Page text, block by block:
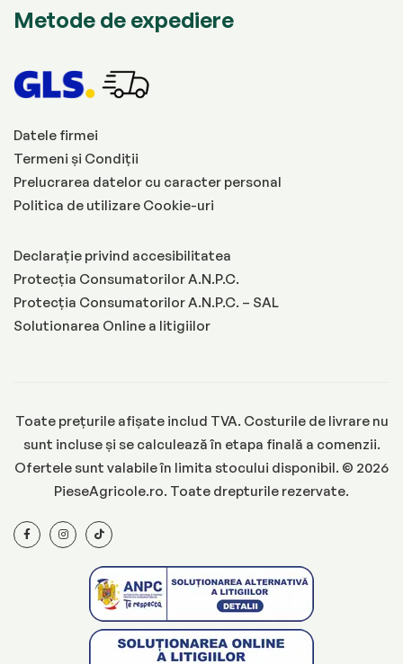
Metode de expediere
Datele firmei
Termeni și Condiții
Prelucrarea datelor cu caracter personal
Politica de utilizare Cookie-uri
Declarație privind accesibilitatea
Protecția Consumatorilor A.N.P.C.
Protecția Consumatorilor A.N.P.C. – SAL
Solutionarea Online a litigiilor
Toate prețurile afișate includ TVA. Costurile de livrare nu
sunt incluse și se calculează în etapa finală a comenzii.
Ofertele sunt valabile în limita stocului disponibil. © 2026
PieseAgricole.ro. Toate drepturile rezervate.